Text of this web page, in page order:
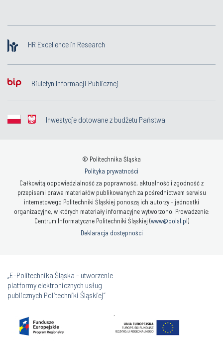
HR Excellence in Research
Biuletyn Informacji Publicznej
Inwestycje dotowane z budżetu Państwa
© Politechnika Śląska
Polityka prywatności
Całkowitą odpowiedzialność za poprawność, aktualność i zgodność z
przepisami prawa materiałów publikowanych za pośrednictwem serwisu
internetowego Politechniki Śląskiej ponoszą ich autorzy - jednostki
organizacyjne, w których materiały informacyjne wytworzono. Prowadzenie:
Centrum Informatyczne Politechniki Śląskiej (www@polsl.pl)
Deklaracja dostępności
„E-Politechnika Śląska - utworzenie
platformy elektronicznych usług
publicznych Politechniki Śląskiej”